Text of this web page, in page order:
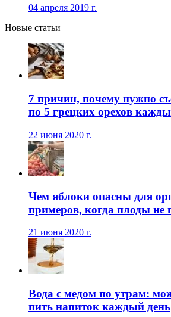
04 апреля 2019 г.
Новые статьи
7 причин, почему нужно
по 5 грецких орехов
22 июня 2020 г.
Чем яблоки опасны для
примеров, когда плоды не
21 июня 2020 г.
Вода с медом по утрам:
пить напиток каждый день